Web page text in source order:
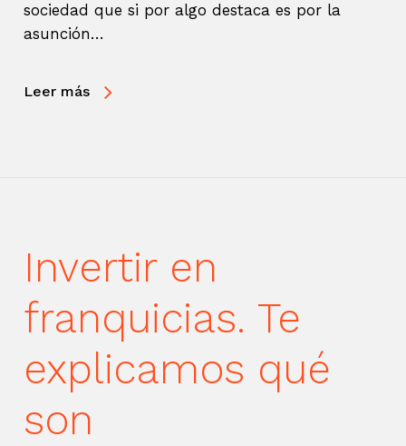
sociedad que si por algo destaca es por la
asunción…
Leer más
Invertir en
franquicias. Te
explicamos qué
son